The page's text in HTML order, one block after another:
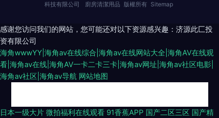
科技有限公司
廚房清潔用品 版權所有 Sitemap
感谢您访问我们的网站，您可能还对以下资源感兴趣：济源此匚投
资有限公司
海角wwwYY|海角av在线综合|海角av在线网站大全|海角AV在线观
看|海角av在线|海角AV一卡二卡三卡|海角av网址|海角av社区电影|
海角av社区|海角av导航 网站地图
日本一级大片 微拍福利在线观看 91香蕉APP 国产二区三区 国产精